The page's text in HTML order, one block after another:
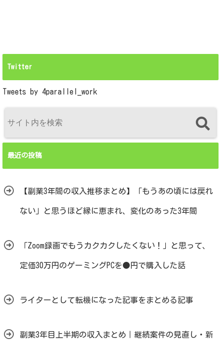
Twitter
Tweets by 4parallel_work
最近の投稿
【副業3年間の収入推移まとめ】「もうあの頃には戻れ
ない」と思うほど縁に恵まれ、変化のあった3年間
「Zoom録画でもうカクカクしたくない！」と思って、
定価30万円のゲーミングPCを●円で購入した話
ライターとして転機になった記事をまとめる記事
副業3年目上半期の収入まとめ｜継続案件の見直し・新